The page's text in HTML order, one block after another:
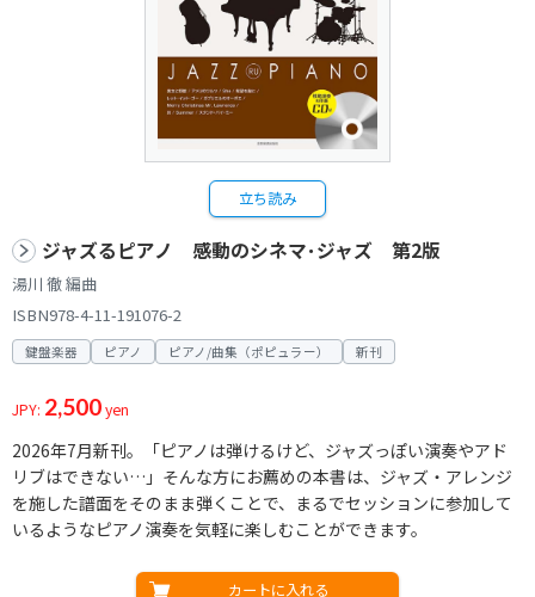
立ち読み
ジャズるピアノ 感動のシネマ･ジャズ 第2版
湯川 徹 編曲
ISBN978-4-11-191076-2
鍵盤楽器 ピアノ ピアノ/曲集（ポピュラー） 新刊
JPY: 2,500yen
2026年7月新刊。「ピアノは弾けるけど、ジャズっぽい演奏やアド
リブはできない…」そんな方にお薦めの本書は、ジャズ・アレンジ
を施した譜面をそのまま弾くことで、まるでセッションに参加して
いるようなピアノ演奏を気軽に楽しむことができます。
カートに入れる